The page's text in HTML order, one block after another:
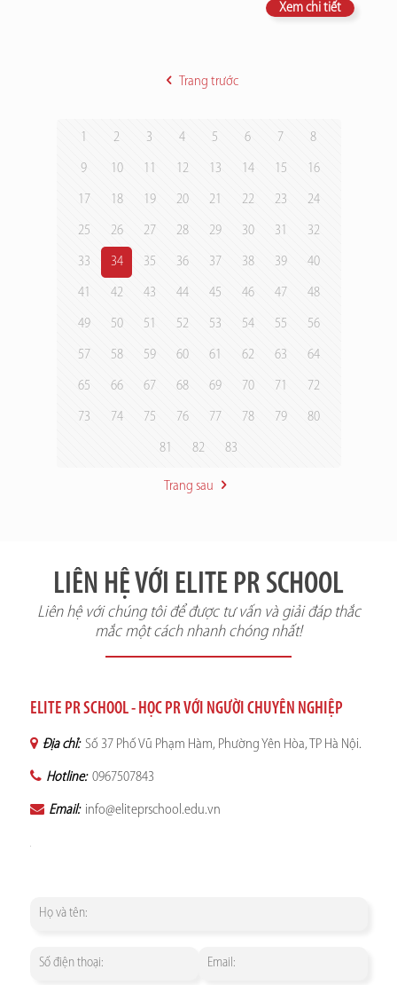
Xem chi tiết
Trang trước
1 2 3 4 5 6 7 8
9 10 11 12 13 14 15 16
17 18 19 20 21 22 23 24
25 26 27 28 29 30 31 32
33 34 35 36 37 38 39 40
41 42 43 44 45 46 47 48
49 50 51 52 53 54 55 56
57 58 59 60 61 62 63 64
65 66 67 68 69 70 71 72
73 74 75 76 77 78 79 80
81 82 83
Trang sau
LIÊN HỆ VỚI ELITE PR SCHOOL
Liên hệ với chúng tôi để được tư vấn và giải đáp thắc
mắc một cách nhanh chóng nhất!
ELITE PR SCHOOL - HỌC PR VỚI NGƯỜI CHUYÊN NGHIỆP
Địa chỉ: Số 37 Phố Vũ Phạm Hàm, Phường Yên Hòa, TP Hà Nội.
Hotline: 0967507843
Email: info@eliteprschool.edu.vn